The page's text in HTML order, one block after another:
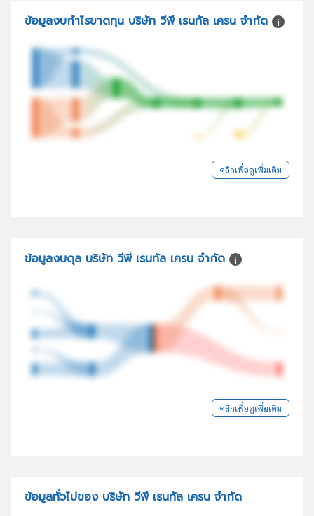
ข้อมูลงบกำไรขาดทุน บริษัท วีพี เรนทัล เครน จำกัด
คลิกเพื่อดูเพิ่มเติม
ข้อมูลงบดุล บริษัท วีพี เรนทัล เครน จำกัด
คลิกเพื่อดูเพิ่มเติม
ข้อมูลทั่วไปของ บริษัท วีพี เรนทัล เครน จำกัด